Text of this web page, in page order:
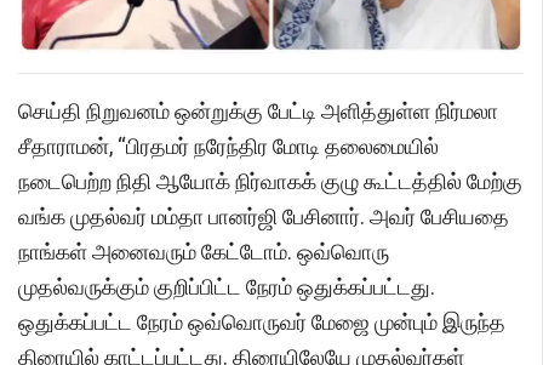
செய்தி நிறுவனம் ஒன்றுக்கு பேட்டி அளித்துள்ள நிர்மலா
சீதாராமன், “பிரதமர் நரேந்திர மோடி தலைமையில்
நடைபெற்ற நிதி ஆயோக் நிர்வாகக் குழு கூட்டத்தில் மேற்கு
வங்க முதல்வர் மம்தா பானர்ஜி பேசினார். அவர் பேசியதை
நாங்கள் அனைவரும் கேட்டோம். ஒவ்வொரு
முதல்வருக்கும் குறிப்பிட்ட நேரம் ஒதுக்கப்பட்டது.
ஒதுக்கப்பட்ட நேரம் ஒவ்வொருவர் மேஜை முன்பும் இருந்த
திரையில் காட்டப்பட்டது. திரையிலேயே முதல்வர்கள்